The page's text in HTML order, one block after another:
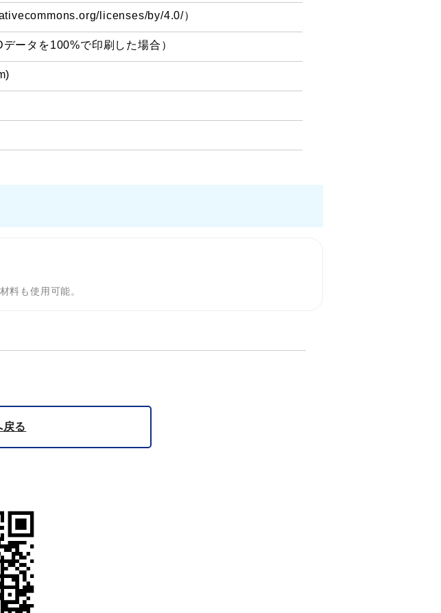
licenses/by/4.0/）
ータを100%で印刷した場合）
料も使用可能。
戻る